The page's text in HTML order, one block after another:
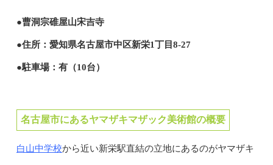
●曹洞宗碓屋山宋吉寺
●住所：愛知県名古屋市中区新栄1丁目8-27
●駐車場：有（10台）
名古屋市にあるヤマザキマザック美術館の概要
白山中学校から近い新栄駅直結の立地にあるのがヤマザキ